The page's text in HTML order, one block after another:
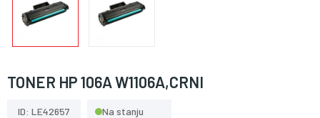
TONER HP 106A W1106A,CRNI
ID: LE42657 Na stanju